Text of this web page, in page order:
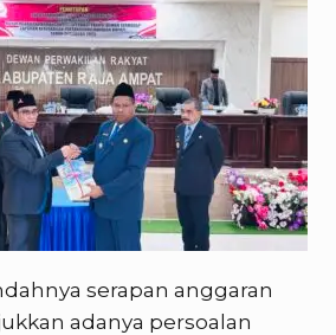
serapan anggaran
adanya persoalan